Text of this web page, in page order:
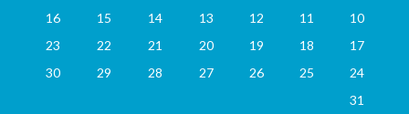
10
11
12
13
14
15
16
17
18
19
20
21
22
23
24
25
26
27
28
29
30
31